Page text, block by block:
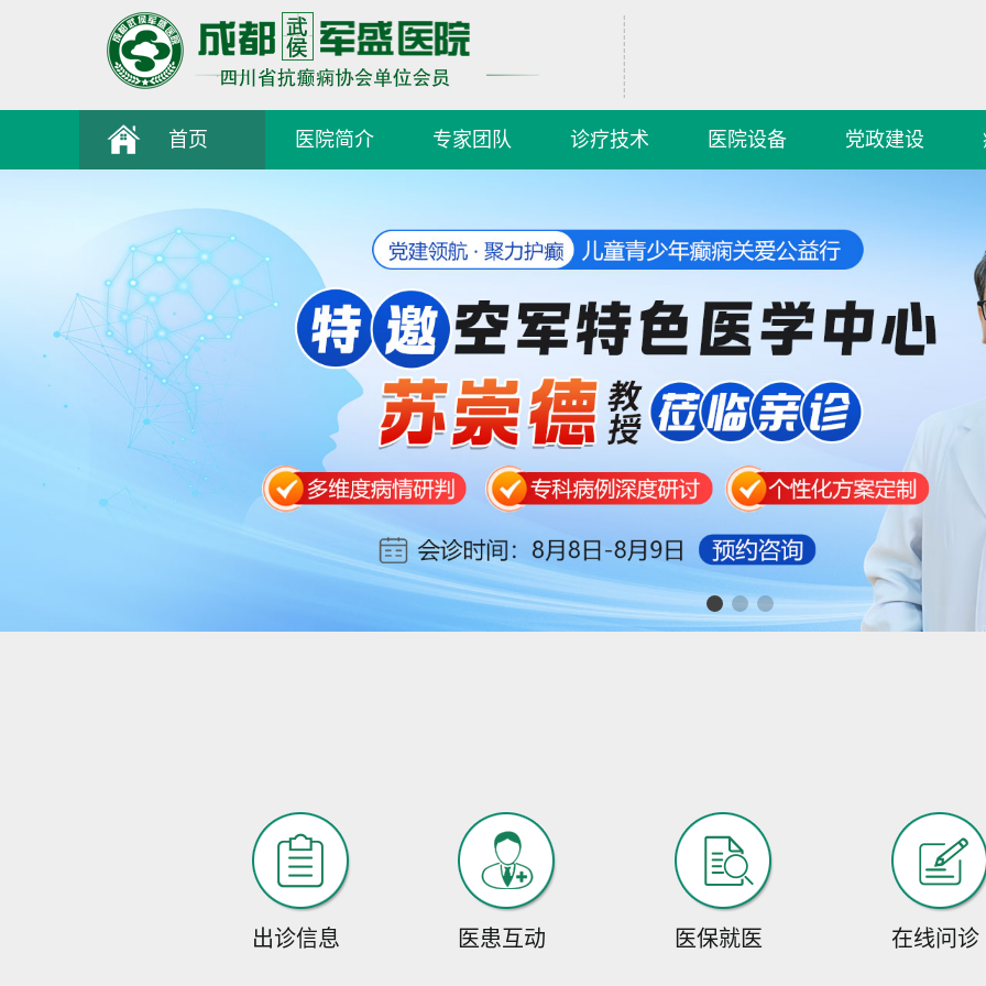
首页 医院简介 专家团队 诊疗技术 医院设备 党政建设
出诊信息 医患互动 医保就医 在线问诊